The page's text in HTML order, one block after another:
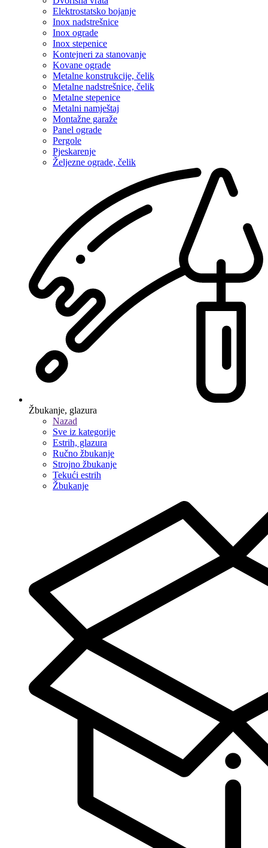
Elektrostatsko bojanje
Inox nadstrešnice
Inox ograde
Inox stepenice
Kontejneri za stanovanje
Kovane ograde
Metalne konstrukcije, čelik
Metalne nadstrešnice, čelik
Metalne stepenice
Metalni namještaj
Montažne garaže
Panel ograde
Pergole
Pjeskarenje
Željezne ograde, čelik
Žbukanje, glazura
Nazad
Sve iz kategorije
Estrih, glazura
Ručno žbukanje
Strojno žbukanje
Tekući estrih
Žbukanje